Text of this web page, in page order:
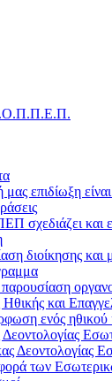
μας επιδίωξη
σχεδιάζει και
διοίκησης και
και
ενός ηθικού
Δεοντολογίας
των